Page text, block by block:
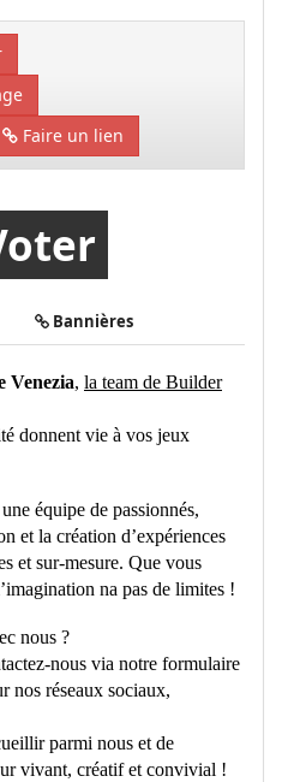
Faire un lien
Bannières
Venezia, la team de Builder
donnent vie à vos jeux
équipe de passionnés,
et la création d’expériences
et sur-mesure. Que vous
na pas de limites !
nous ?
nous via notre formulaire
nos réseaux sociaux,
parmi nous et de
vivant, créatif et convivial !